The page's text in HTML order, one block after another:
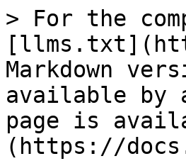
> For the
Markdown
available by
page is
(https://